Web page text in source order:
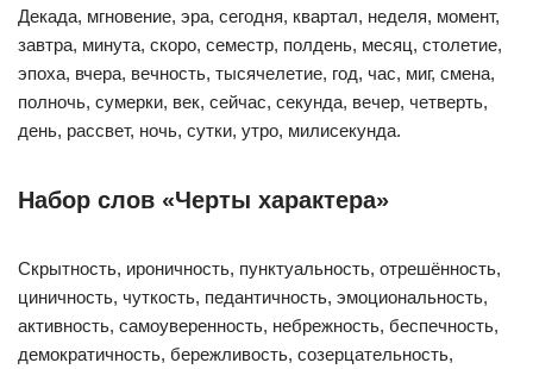
Декада, мгновение, эра, сегодня, квартал, неделя, момент,
завтра, минута, скоро, семестр, полдень, месяц, столетие,
эпоха, вчера, вечность, тысячелетие, год, час, миг, смена,
полночь, сумерки, век, сейчас, секунда, вечер, четверть,
день, рассвет, ночь, сутки, утро, милисекунда.
Набор слов «Черты характера»
Скрытность, ироничность, пунктуальность, отрешённость,
циничность, чуткость, педантичность, эмоциональность,
активность, самоуверенность, небрежность, беспечность,
демократичность, бережливость, созерцательность,